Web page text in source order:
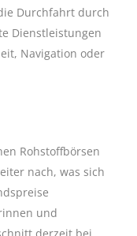
Durchfahrt durch
Dienstleistungen
Navigation oder
Rohstoffbörsen
nach, was sich
und